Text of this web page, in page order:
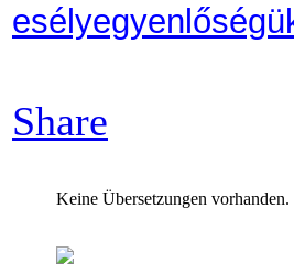
Share
Keine Übersetzungen vorhanden.